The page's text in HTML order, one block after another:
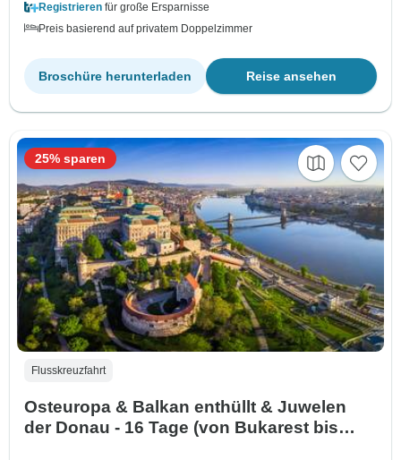
Registrieren für große Ersparnisse
Preis basierend auf privatem Doppelzimmer
Reise ansehen
Broschüre herunterladen
Flusskreuzfahrt
Osteuropa & Balkan enthüllt & Juwelen
der Donau - 16 Tage (von Bukarest bis
25% sparen